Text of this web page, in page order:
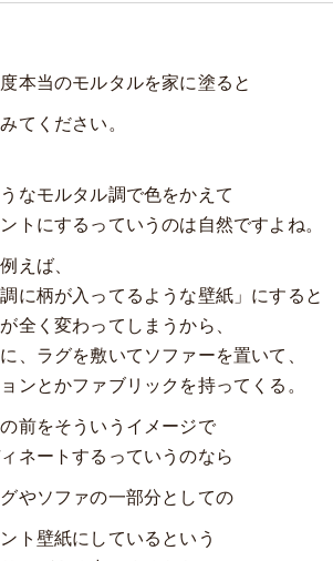
本当のモルタルを家に塗ると
てください。
なモルタル調で色をかえて
トにするっていうのは自然ですよね。
えば、
調に柄が入ってるような壁紙」にすると
全く変わってしまうから、
、ラグを敷いてソファーを置いて、
ンとかファブリックを持ってくる。
前をそういうイメージで
ネートするっていうのなら
やソファの一部分としての
ト壁紙にしているという